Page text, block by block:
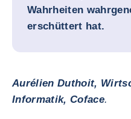
Wahrheiten
erschüttert hat.
Aurélien Duthoit,
Informatik, Coface.